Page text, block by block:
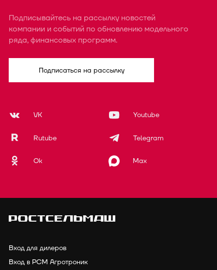
Подписывайтесь на рассылку новостей
компании и событий по обновлению модельного
ряда, финансовых программ.
Подписаться на рассылку
VK Youtube
Rutube Telegram
Ok Max
Вход для дилеров
Вход в РСМ Агротроник